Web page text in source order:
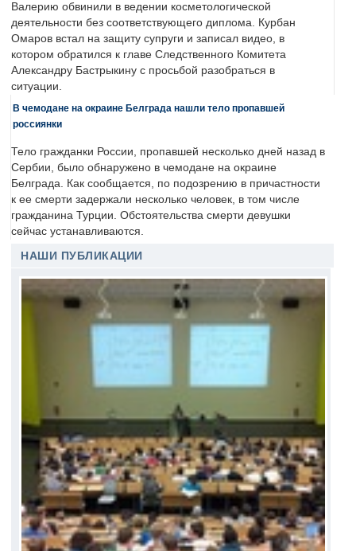
Валерию обвинили в ведении косметологической
деятельности без соответствующего диплома. Курбан
Омаров встал на защиту супруги и записал видео, в
котором обратился к главе Следственного Комитета
Александру Бастрыкину с просьбой разобраться в
ситуации.
В чемодане на окраине Белграда нашли тело пропавшей
россиянки
Тело гражданки России, пропавшей несколько дней назад в
Сербии, было обнаружено в чемодане на окраине
Белграда. Как сообщается, по подозрению в причастности
к ее смерти задержали несколько человек, в том числе
гражданина Турции. Обстоятельства смерти девушки
сейчас устанавливаются.
НАШИ ПУБЛИКАЦИИ